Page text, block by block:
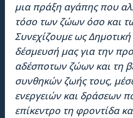
μια πράξη αγάπης που
τόσο των ζώων όσο και
Συνεχίζουμε ως
δέσμευσή μας για την
αδέσποτων ζώων και τη
συνθηκών ζωής τους,
ενεργειών και δράσεων
επίκεντρο τη φροντίδα